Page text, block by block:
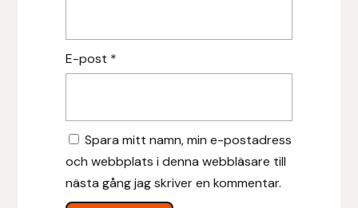
E-post *
Spara mitt namn, min e-postadress
och webbplats i denna webbläsare till
nästa gång jag skriver en kommentar.
Kidka of Iceland
Ky Rotary Bit